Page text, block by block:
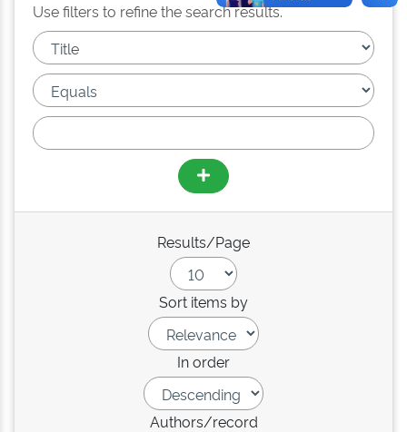
Use filters to refine the search results.
Results/Page
Sort items by
In order
Authors/record